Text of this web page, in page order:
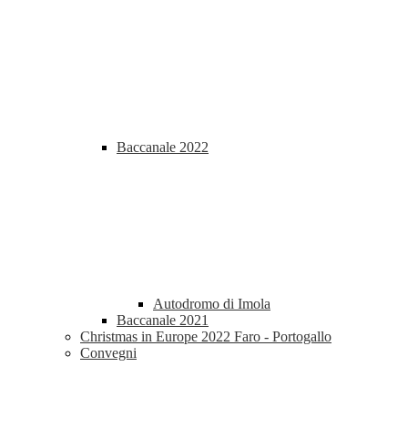
Baccanale 2022
Autodromo di Imola
Baccanale 2021
Christmas in Europe 2022 Faro - Portogallo
Convegni